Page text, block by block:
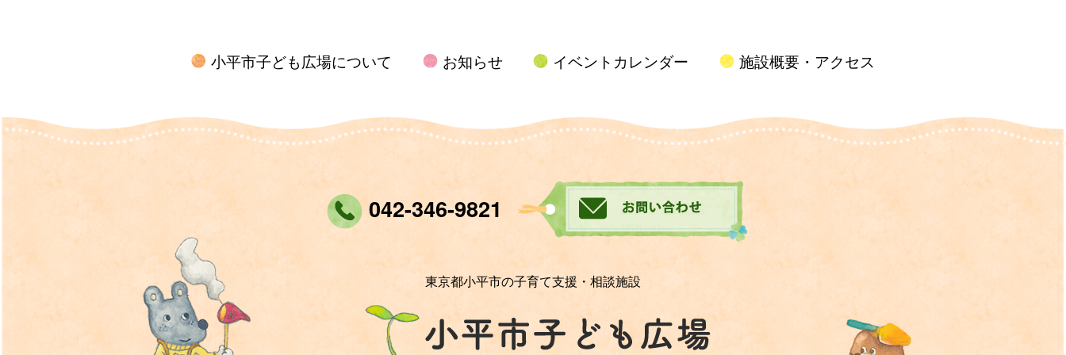
小平市子ども広場について お知らせ イベントカレンダー 施設概要・アクセス
042-346-9821
東京都小平市の子育て支援・相談施設